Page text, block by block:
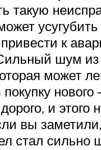
такую
усугубить
к
шум из
может
и этого
вы
стал сильно